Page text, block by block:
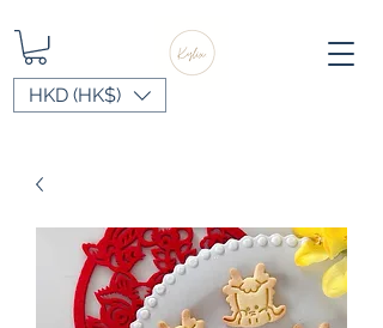
HKD (HK$)